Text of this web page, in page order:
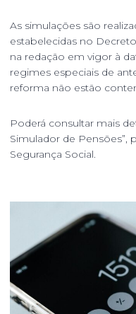
As simulações são
estabelecidas no
na redação em vigor à
regimes especiais de
reforma não estão
Poderá consultar mais
Simulador de Pensões”,
Segurança Social.